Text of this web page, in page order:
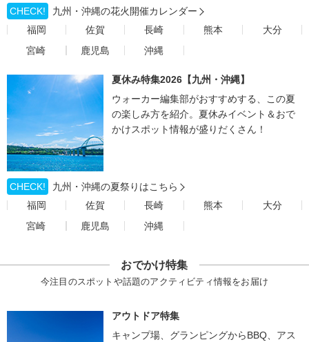
CHECK!
九州・沖縄の花火開催カレンダー
福岡
佐賀 長崎 熊本
大分
宮崎
鹿児島 沖縄
夏休み特集2026【九州・沖縄】
ウォーカー編集部がおすすめする、この夏
の楽しみ方を紹介。夏休みイベント＆おで
かけスポット情報が盛りだくさん！
CHECK!
九州・沖縄の夏祭りはこちら
福岡
佐賀 長崎 熊本
大分
宮崎
鹿児島 沖縄
おでかけ特集
今注目のスポットや話題のアクティビティ情報をお届け
アウトドア特集
キャンプ場、グランピングからBBQ、アス